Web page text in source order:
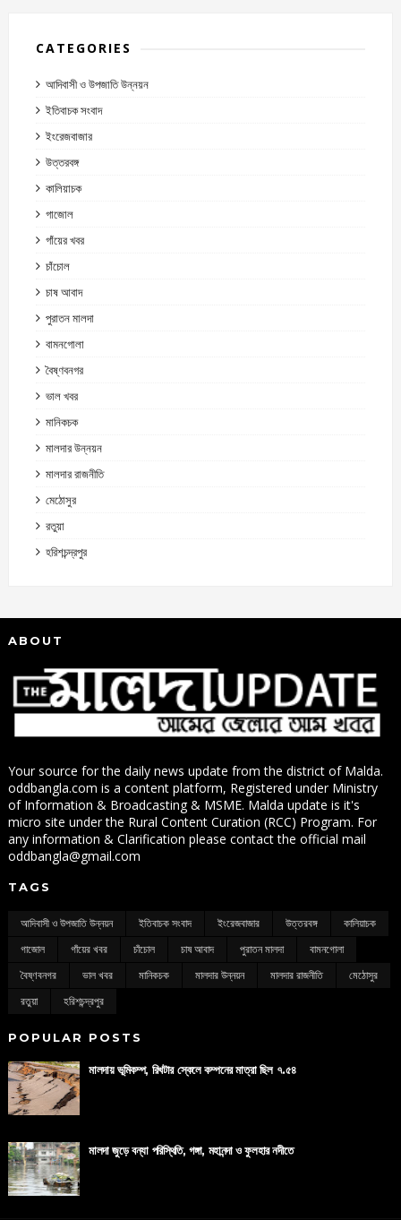
CATEGORIES
আদিবাসী ও উপজাতি উন্নয়ন
ইতিবাচক সংবাদ
ইংরেজবাজার
উত্তরবঙ্গ
কালিয়াচক
গাজোল
গাঁয়ের খবর
চাঁচোল
চাষ আবাদ
পুরাতন মালদা
বামনগোলা
বৈষ্ণবনগর
ভাল খবর
মানিকচক
মালদার উন্নয়ন
মালদার রাজনীতি
মেঠোসুর
রতুয়া
হরিশচন্দ্রপুর
ABOUT
Your source for the daily news update from the district of Malda.
oddbangla.com is a content platform, Registered under Ministry
of Information & Broadcasting & MSME. Malda update is it's
micro site under the Rural Content Curation (RCC) Program. For
any information & Clarification please contact the official mail
oddbangla@gmail.com
TAGS
আদিবাসী ও উপজাতি উন্নয়ন ইতিবাচক সংবাদ ইংরেজবাজার উত্তরবঙ্গ
কালিয়াচক
গাজোল
গাঁয়ের খবর চাঁচোল চাষ আবাদ পুরাতন মালদা
বামনগোলা
বৈষ্ণবনগর
ভাল খবর মানিকচক মালদার উন্নয়ন মালদার রাজনীতি
মেঠোসুর
রতুয়া
হরিশচন্দ্রপুর
POPULAR POSTS
মালদায় ভূমিকম্প, রিখটার স্কেলে কম্পনের মাত্রা ছিল ৭.৫৪
মালদা জুড়ে বন্যা পরিস্থিতি, গঙ্গা, মহানন্দা ও ফুলহার নদীতে